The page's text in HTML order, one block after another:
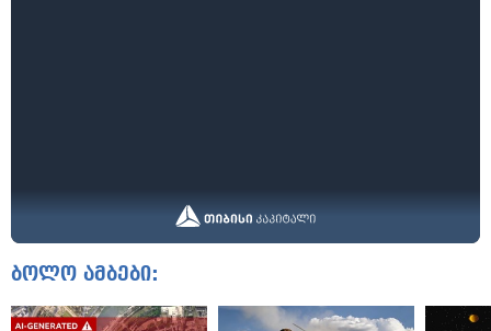
ბოლო ამბები: